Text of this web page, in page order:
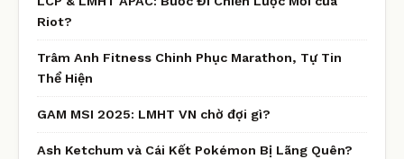
Riot?
Trâm Anh Fitness Chinh Phục Marathon, Tự Tin
Thể Hiện
GAM MSI 2025: LMHT VN chờ đợi gì?
Ash Ketchum và Cái Kết Pokémon Bị Lãng Quên?